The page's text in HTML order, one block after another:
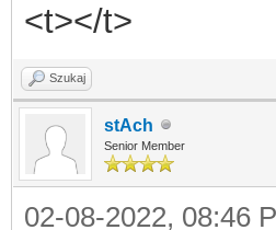
<t></t>
Szukaj
stAch
Senior Member
02-08-2022, 08:46